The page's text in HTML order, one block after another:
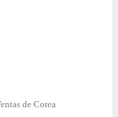
de Corea